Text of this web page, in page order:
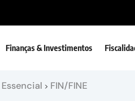
Finanças & Investimentos
> FIN/FINE